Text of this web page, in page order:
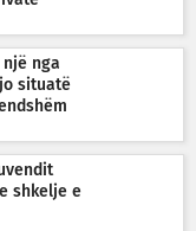
një nga
situatë
shkelje e